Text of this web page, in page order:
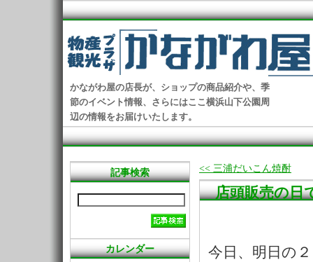
かながわ屋の店長が、ショップの商品紹介や、季
節のイベント情報、さらにはここ横浜山下公園周
辺の情報をお届けいたします。
記事検索
カレンダー
<< 三浦だいこん焼酎
店頭販売の日
今日、明日の